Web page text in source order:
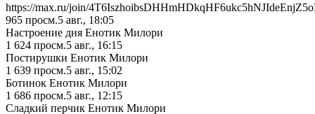
https://max.ru/join/
965 просм.5 авг., 18:05
Настроение дня Енотик Милори
1 624 просм.5 авг., 16:15
Постирушки Енотик Милори
1 639 просм.5 авг., 15:02
Ботинок Енотик Милори
1 686 просм.5 авг., 12:15
Сладкий перчик Енотик Милори